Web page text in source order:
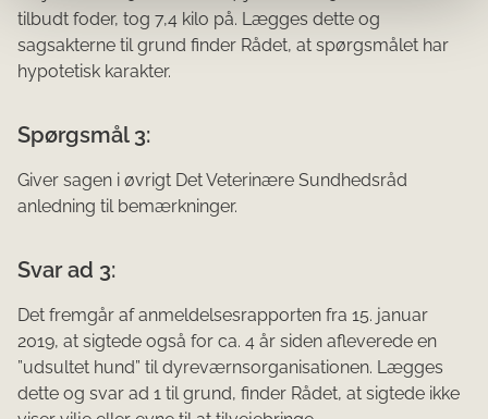
tilbudt foder, tog 7,4 kilo på. Lægges dette og
sagsakterne til grund finder Rådet, at spørgsmålet har
hypotetisk karakter.
Spørgsmål 3:
Giver sagen i øvrigt Det Veterinære Sundhedsråd
anledning til bemærkninger.
Svar ad 3:
Det fremgår af anmeldelsesrapporten fra 15. januar
2019, at sigtede også for ca. 4 år siden afleverede en
”udsultet hund” til dyreværnsorganisationen. Lægges
dette og svar ad 1 til grund, finder Rådet, at sigtede ikke